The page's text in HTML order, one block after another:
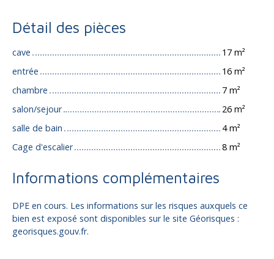
Détail des pièces
cave
17 m²
entrée
16 m²
chambre
7 m²
salon/sejour
26 m²
salle de bain
4 m²
Cage d'escalier
8 m²
Informations complémentaires
DPE en cours. Les informations sur les risques auxquels ce
bien est exposé sont disponibles sur le site Géorisques :
georisques.gouv.fr.